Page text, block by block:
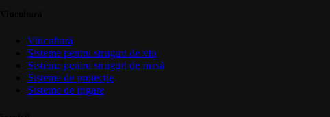
Viticultură
Sisteme pentru struguri de vin
Sisteme pentru struguri de masă
Sisteme de protecție
Sisteme de irigare